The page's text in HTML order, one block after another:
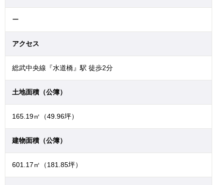
ー
アクセス
総武中央線『水道橋』駅 徒歩2分
土地面積（公簿）
165.19㎡（49.96坪）
建物面積（公簿）
601.17㎡（181.85坪）